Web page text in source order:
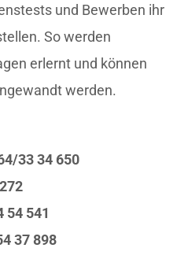
und Bewerben ihr
So werden
erlernt und können
werden.
33 34 650
54 541
37 898